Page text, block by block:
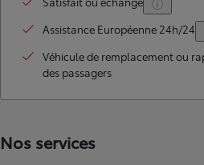
Assistance Européenne 24h/24
Véhicule de remplacement ou
des passagers
Nos services